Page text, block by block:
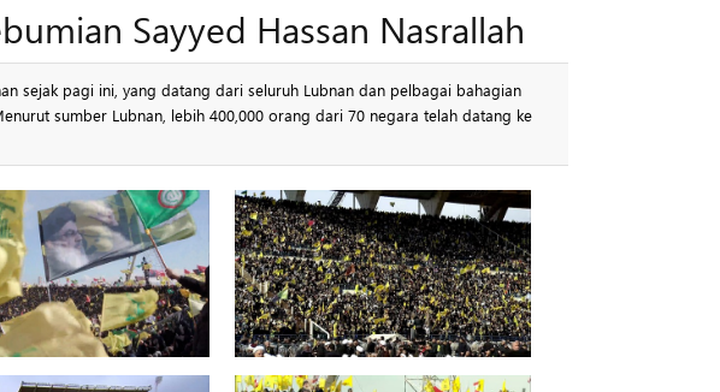
Sayyed Hassan Nasrallah
sejak pagi ini, yang datang dari seluruh Lubnan dan pelbagai bahagian
sumber Lubnan, lebih 400,000 orang dari 70 negara telah datang ke